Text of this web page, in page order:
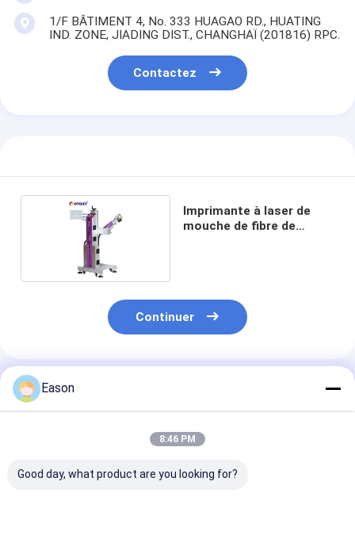
1/F BÂTIMENT 4, No. 333 HUAGAO RD., HUATING
IND. ZONE, JIADING DIST., CHANGHAÏ (201816) RPC.
Contactez
Imprimante à laser de
mouche de fibre de
Continuer
Produits Recommandés
Eason
8:46 PM
Good day, what product are you looking for?